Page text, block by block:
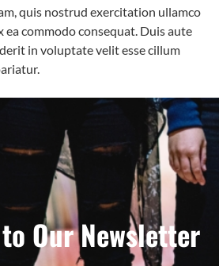
quis nostrud exercitation ullamco
ea commodo consequat. Duis aute
in voluptate velit esse cillum
Our Newsletter